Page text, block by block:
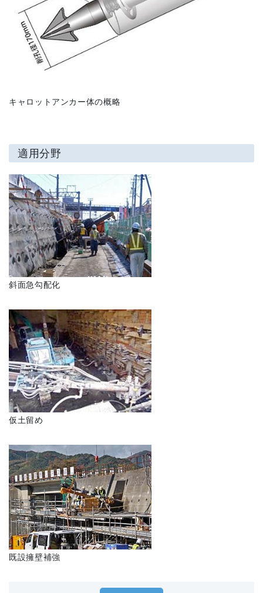
キャロットアンカー体の概略
適用分野
斜面急勾配化
仮土留め
既設擁壁補強